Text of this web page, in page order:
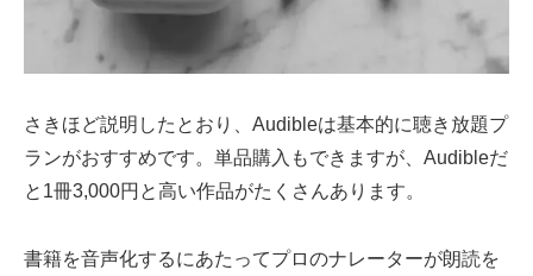
さきほど説明したとおり、Audibleは基本的に聴き放題プ
ランがおすすめです。単品購入もできますが、Audibleだ
と1冊3,000円と高い作品がたくさんあります。
書籍を音声化するにあたってプロのナレーターが朗読を